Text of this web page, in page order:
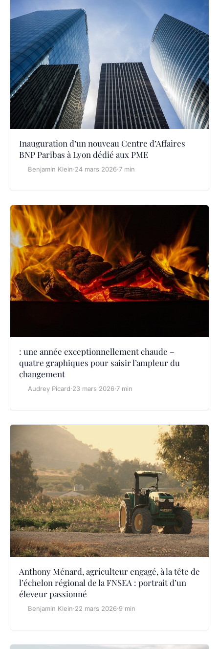
Inauguration d’un nouveau Centre d’Affaires
BNP Paribas à Lyon dédié aux PME
Benjamin Klein·24 mars 2026·7 min
: une année exceptionnellement chaude –
quatre graphiques pour saisir l’ampleur du
changement
Audrey Picard·23 mars 2026·7 min
Anthony Ménard, agriculteur engagé, à la tête de
l’échelon régional de la FNSEA : portrait d’un
éleveur passionné
Benjamin Klein·22 mars 2026·9 min